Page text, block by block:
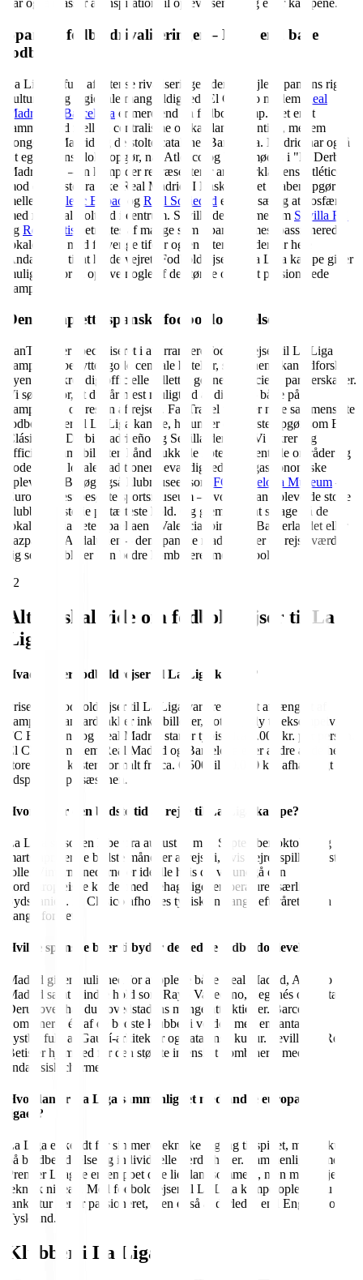
har også masser af inspiration til oplevelser før og efter kampene.
Spanske fodboldrivaliseringer – Mere end bare
fodbold
La Liga er fuld af intense rivaliseringer, der afspejler Spaniens rige
kulturelle og regionale mangfoldighed. El Clásico mellem
Real
Madrid
Barcelona er mere end en fodboldkamp. Det er et
sammenstød mellem centralisme og katalansk identitet, mellem
kongeligt Madrid og de stolte catalaner Barcelona. Madrid har også
sit eget intense lokalopgør, når Atlético og Real mødes i "El Derbi
Madrileño" – en kamp der repræsenterer arbejderklassens Atlético
mod det aristokratiske Real Madrid. I Baskerlandet skaber opgør
mellem
Athletic Bilbao og Real Sociedad en helt særlig atmosfære
med regional stolthed i centrum. Sevilla-derbyet mellem Sevilla FC
og Real Betis
betragtes af mange som Spaniens mest passionerede
lokalopgør, med farverige tifoer og en intensitet, der får hele
Andalusien til at holde vejret. Fodboldrejser til La Liga kampe giver
mulighed for at opleve nogle af de største og mest passionerede
kampe.
Den komplette spanske fodboldoplevelse
FanTravel er specialiseret i at arrangere fodboldrejser til La Liga
kampe. Vi benytter gode centrale hoteller, så du nemt kan udforske
byen. Vi sikrer dig officielle billetter gennem officielle partnerskaber.
Vi sørger for, at du får mest muligt ud af din tur – både på
kampdagen og resten af rejsen. FanTravel tilbyder nøje sammensatte
fodboldrejser til La Liga kampe, herunder de største opgør som El
Clásico, El Derbi Madrileño og Sevilla-derbyet. Vi sikrer dig
officielle kampbilletter, håndplukkede hoteller i centrale områder og
gode råd til lokale traditioner, seværdigheder og gastronomiske
oplevelser. Besøg også klubmuseer som FC Barcelona Museum –
Europas mest besøgte sportsmuseum – hvor du kan opleve de stolte
klubbers historie på tætteste hold. Og glem ikke at smage på de
lokale specialiteter; paellaen i Valencia, pintxos i Baskerlandet eller
gazpacho i Andalusien – den spanske madkultur er en rejse værd i
sig selv og bliver kun bedre kombineret med fodbold.
02
Alt du skal vide om fodboldrejser til La
Liga
Hvad koster fodboldrejser til La Liga kampe?
Prisen for fodboldrejser til La Liga varierer meget afhængigt af
kampen. Standardpakker inkl. billetter, hotel og fly til eksempelvis
FC Barcelona og Real Madrid starter typisk fra 4.000 kr. per person.
El Clásico mellem Real Madrid og Barcelona eller andre af de helt
store opgør koster normalt fra ca. 6.500 til 10.000 kr., afhængigt af
tidspunktet på sæsonen.
Hvornår er den bedste tid at rejse til La Liga kampe?
La Liga sæsonen løber fra august til maj. September-oktober og
marts-april er de bedste måneder at rejse i, hvis vejret spiller en stor
rolle. Vintermånederne er ideelle hvis du vil undgå den
nordeuropæiske kulde, med behagelige temperaturer særligt i
Sydspanien. El Clásico afholdes typisk én gang i efteråret og én
gang i foråret.
Hvilke spanske byer tilbyder de bedste fodboldoplevelser?
Madrid giver mulighed for at opleve både Real Madrid, Atlético
Madrid samt mindre hold som Rayo Vallecano, Leganés og Getafe.
Derudover har du hovedstadens mange attraktioner. Barcelona
kombinerer én af de bedste klubber i verden med en fantastisk
kystby fuld af Gaudí-arkitektur og catalansk kultur. Sevilla og Real
Betis er hjemsted for den største intensitet kombineret med
andalusisk charme.
Hvordan er La Liga sammenlignet med andre europæiske
ligaer?
La Liga er kendt for sin mere tekniske tilgang til spillet, med fokus
på boldbesiddelse og individuelle færdigheder. Sammenlignet med
Premier League er tempoet ofte lidt langsommere, men med højere
teknisk niveau. Med fodboldrejser til La Liga kampe oplever du en
fankultur der er passioneret, men også anderledes end England og
Tyskland.
Klubber i La Liga